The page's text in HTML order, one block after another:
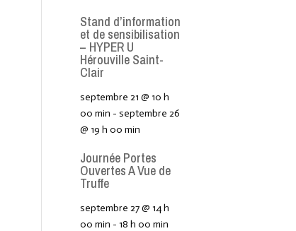
Stand d’information
et de sensibilisation
– HYPER U
Hérouville Saint-
Clair
septembre 21 @ 10 h
00 min -septembre 26
@ 19 h 00 min
Journée Portes
Ouvertes A Vue de
Truffe
septembre 27 @ 14 h
00 min - 18 h 00 min